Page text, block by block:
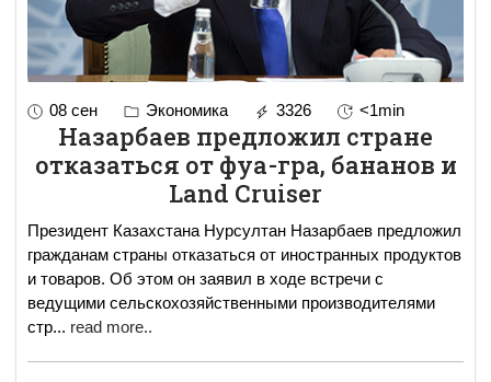
08 сен Экономика 3326 <1min
Назарбаев предложил стране
отказаться от фуа-гра, бананов и
Land Cruiser
Президент Казахстана Нурсултан Назарбаев предложил
гражданам страны отказаться от иностранных продуктов
и товаров. Об этом он заявил в ходе встречи с
ведущими сельскохозяйственными производителями
стр... read more..